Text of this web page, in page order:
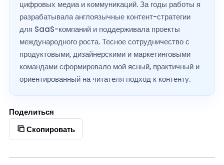
цифровых медиа и коммуникаций. За годы работы я
разрабатывала англоязычные контент-стратегии
для SaaS-компаний и поддерживала проекты
международного роста. Тесное сотрудничество с
продуктовыми, дизайнерскими и маркетинговыми
командами сформировало мой ясный, практичный и
ориентированный на читателя подход к контенту.
Поделиться
Скопировать